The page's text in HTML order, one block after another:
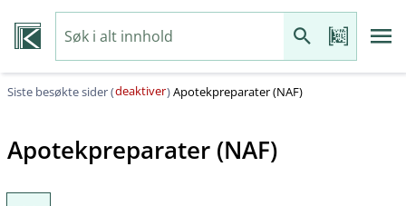
Siste besøkte sider (deaktiver)Apotekpreparater (NAF)
Apotekpreparater (NAF)